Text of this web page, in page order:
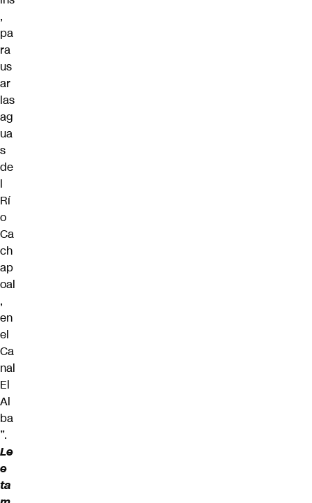
,
pa
ra
us
ar
las
ag
ua
s
de
l
Rí
o
Ca
ch
ap
oal
,
en
el
Ca
nal
El
Al
ba
”.
Le
e
ta